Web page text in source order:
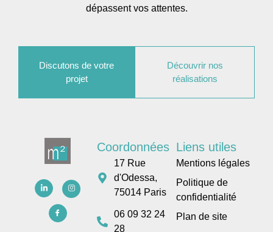
dépassent vos attentes.
Découvrir nos
réalisations
Discutons de votre
projet
Coordonnées
17 Rue
d'Odessa,
75014 Paris
06 09 32 24
28
Liens utiles
Mentions légales
Politique de
confidentialité
Plan de site